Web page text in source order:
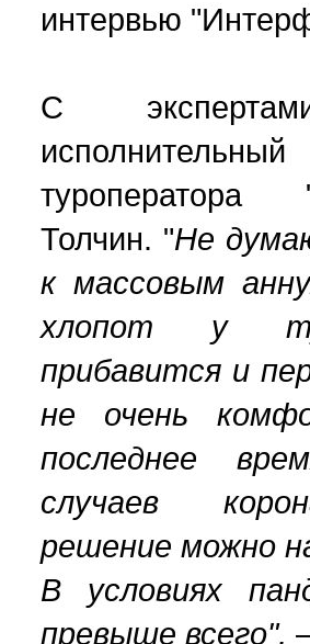
интервью
С
туроператора
Толчин. "Не
к массовым
хлопот у
прибавится и
не очень
последнее
случаев
решение можно
В условиях
превыше всего",